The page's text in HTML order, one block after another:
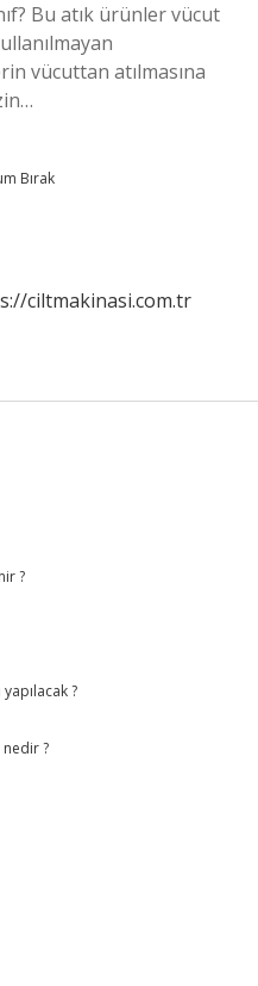
Bu atık ürünler vücut
vücuttan atılmasına
Bırak
ciltmakinasi.com.tr
?
?
nedir ?